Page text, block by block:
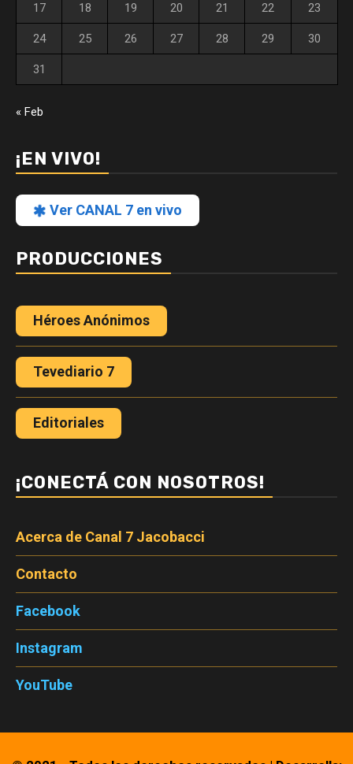
17 18 19 20 21 22 23
24 25 26 27 28 29 30
31
« Feb
¡EN VIVO!
Ver CANAL 7 en vivo
PRODUCCIONES
Héroes Anónimos
Tevediario 7
Editoriales
¡CONECTÁ CON NOSOTROS!
Acerca de Canal 7 Jacobacci
Contacto
Facebook
Instagram
YouTube